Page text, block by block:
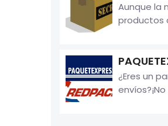
Aunque la
productos
¿Eres un